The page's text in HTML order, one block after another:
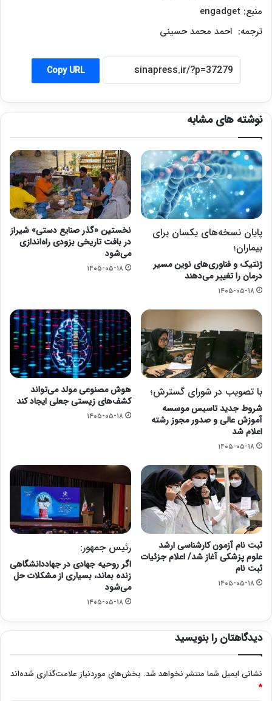
منبع: engadget
ترجمه: احمد محمد حسینی
Copy URL
نوشته های مشابه
پایان نسخه‌های یکسان برای
بیماران؛
ژنتیک و فناوری‌های نوین مسیر
درمان را تغییر می‌دهند
۱۴۰۵-۰۵-۱۸
نخستین «گذر صنایع دستی» شیراز
در بافت تاریخی بزودی راه‌اندازی
می‌شود
۱۴۰۵-۰۵-۱۸
با تصویب در شورای گسترش؛
شروط جدید تاسیس موسسه
آموزش عالی و صدور مجوز رشته
اعلام شد
۱۴۰۵-۰۵-۱۸
هوش مصنوعی مولد می‌تواند
کشف‌های زیستی جعلی ایجاد کند
۱۴۰۵-۰۵-۱۸
ثبت نام آزمون کارشناسی ارشد
علوم پزشکی آغاز شد/ اعلام جزئیات
ثبت نام
۱۴۰۵-۰۵-۱۸
رئیس جمهور:
اگر روحیه جهادی در جهاددانشگاهی
زنده بماند، بسیاری از مشکلات حل
می‌شود
۱۴۰۵-۰۵-۱۸
دیدگاهتان را بنویسید
نشانی ایمیل شما منتشر نخواهد شد. بخش‌های موردنیاز علامت‌گذاری شده‌اند
*